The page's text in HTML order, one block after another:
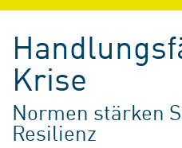
Krise
Normen stärken
Resilienz